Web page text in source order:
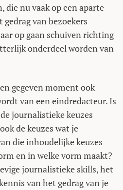
die nu vaak op een aparte
van bezoekers
op gaan schuiven richting
onderdeel worden van
gegeven moment ook
van een eindredacteur. Is
journalistieke keuzes
de keuzes wat je
die inhoudelijke keuzes
en in welke vorm maakt?
journalistieke skills, het
van het gedrag van je